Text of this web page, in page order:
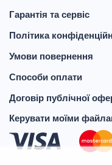
Гарантія та сервіс
Політика
Умови повернення
Способи оплати
Договір публічної
Керувати моїми